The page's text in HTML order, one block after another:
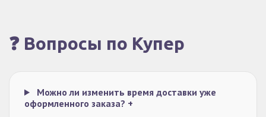
❓ Вопросы по Купер
Можно ли изменить время доставки уже
оформленного заказа? +